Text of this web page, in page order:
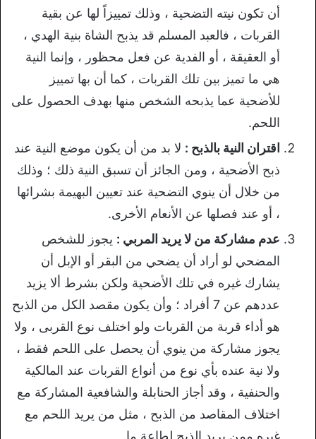
أن تكون نيته التضحية ، وذلك تمييزاً لها عن بقية
القربات ، فالعبد المسلم قد يذبح الشاة بنية الهدي ،
أو العقيقة ، أو الفدية عن فعل محظور ، وإنما النية
هي ما تميز بين تلك القربات ، كما أن بها تمييز
للأضحية عما يذبحه الشخص منها بهدف الحصول على
اللحم.
اقتران النية بالذبح : لا بد من أن يكون موضع النية عند
ذبح الأضحية ، ومن الجائز أن تسبق النية ذلك ؛ وذلك
من خلال أن ينوي التضحية عند تعيين البهيمة بشرائها
، أو عند فصلها عن الأنعام الأخرى.
عدم مشاركة من لا يريد المربي : يجوز للشخص
المضحي لو أراد أن يضحي من البقر أو الإبل أن
يشارك غيره في تلك الأضحية ولكن بشرط ألا يزيد
عددهم عن 7 أفراد ؛ وأن يكون مقصد الكل من الذبح
هو أداء قربة من القربات ولو اختلف نوع القربى ، ولا
يجوز مشاركة من ينوي أن يحصل على اللحم فقط ،
ولا نية عنده بأي نوع من أنواع القربات عند المالكية
والحنفية ، وقد أجاز الحنابلة والشافعية المشاركة مع
اختلاف المقاصد من الذبح ، مثل من يريد اللحم مع
غيره ممن يريد الذبح لطاعة ما.